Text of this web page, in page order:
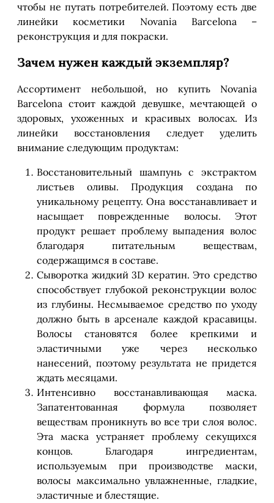
чтобы не путать потребителей. Поэтому есть две
линейки косметики Novania Barcelona –
реконструкция и для покраски.
Зачем нужен каждый экземпляр?
Ассортимент небольшой, но купить Novania
Barcelona стоит каждой девушке, мечтающей о
здоровых, ухоженных и красивых волосах. Из
линейки восстановления следует уделить
внимание следующим продуктам:
Восстановительный шампунь с экстрактом
листьев оливы. Продукция создана по
уникальному рецепту. Она восстанавливает и
насыщает поврежденные волосы. Этот
продукт решает проблему выпадения волос
благодаря питательным веществам,
содержащимся в составе.
Сыворотка жидкий 3D кератин. Это средство
способствует глубокой реконструкции волос
из глубины. Несмываемое средство по уходу
должно быть в арсенале каждой красавицы.
Волосы становятся более крепкими и
эластичными уже через несколько
нанесений, поэтому результата не придется
ждать месяцами.
Интенсивно восстанавливающая маска.
Запатентованная формула позволяет
веществам проникнуть во все три слоя волос.
Эта маска устраняет проблему секущихся
концов. Благодаря ингредиентам,
используемым при производстве маски,
волосы максимально увлажненные, гладкие,
эластичные и блестящие.